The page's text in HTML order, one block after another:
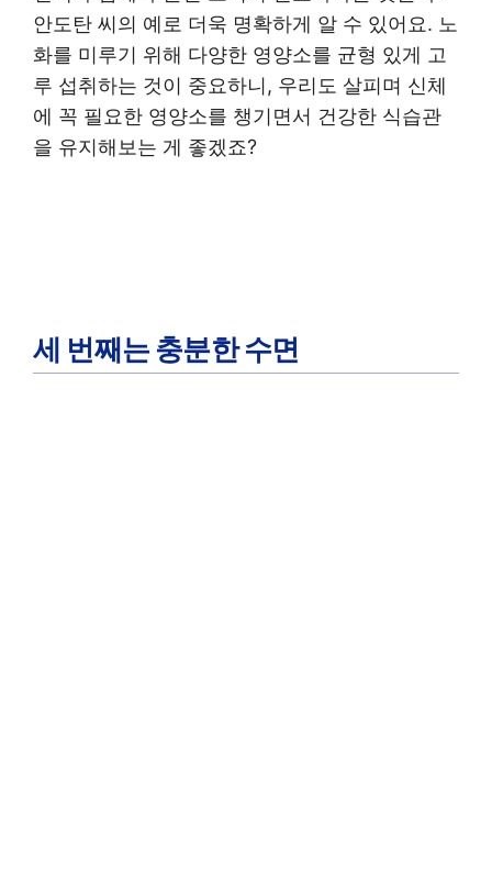
안도탄 씨의 예로 더욱 명확하게 알 수 있어요. 노
화를 미루기 위해 다양한 영양소를 균형 있게 고
루 섭취하는 것이 중요하니, 우리도 살피며 신체
에 꼭 필요한 영양소를 챙기면서 건강한 식습관
을 유지해보는 게 좋겠죠?
세 번째는 충분한 수면